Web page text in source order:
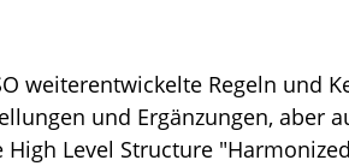
weiterentwickelte Regeln und
und Ergänzungen, aber
Level Structure